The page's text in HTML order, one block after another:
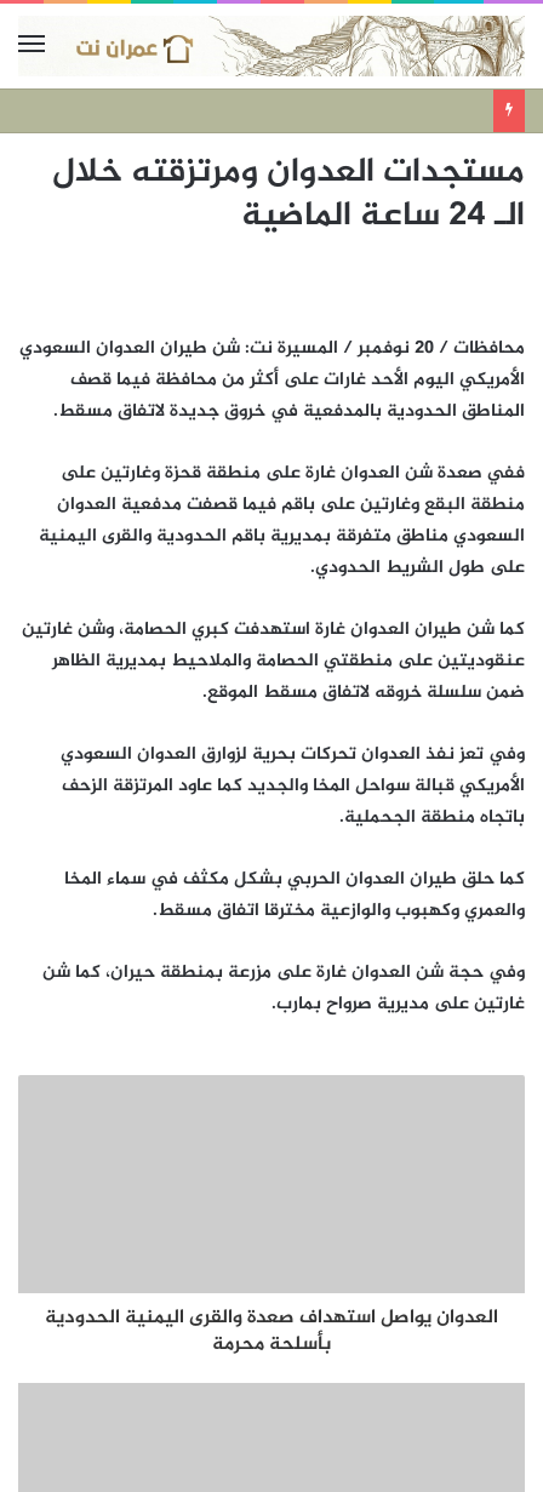
مستجدات العدوان ومرتزقته خلال
الـ 24 ساعة الماضية
محافظات / 20 نوفمبر / المسيرة نت: شن طيران العدوان السعودي
الأمريكي اليوم الأحد غارات على أكثر من محافظة فيما قصف
المناطق الحدودية بالمدفعية في خروق جديدة لاتفاق مسقط.
ففي صعدة شن العدوان غارة على منطقة قحزة وغارتين على
منطقة البقع وغارتين على باقم فيما قصفت مدفعية العدوان
السعودي مناطق متفرقة بمديرية باقم الحدودية والقرى اليمنية
على طول الشريط الحدودي.
كما شن طيران العدوان غارة استهدفت كبري الحصامة، وشن غارتين
عنقوديتين على منطقتي الحصامة والملاحيط بمديرية الظاهر
ضمن سلسلة خروقه لاتفاق مسقط الموقع.
وفي تعز نفذ العدوان تحركات بحرية لزوارق العدوان السعودي
الأمريكي قبالة سواحل المخا والجديد كما عاود المرتزقة الزحف
باتجاه منطقة الجحملية.
كما حلق طيران العدوان الحربي بشكل مكثف في سماء المخا
والعمري وكهبوب والوازعية مخترقا اتفاق مسقط.
وفي حجة شن العدوان غارة على مزرعة بمنطقة حيران، كما شن
غارتين على مديرية صرواح بمارب.
العدوان يواصل استهداف صعدة والقرى اليمنية الحدودية
بأسلحة محرمة